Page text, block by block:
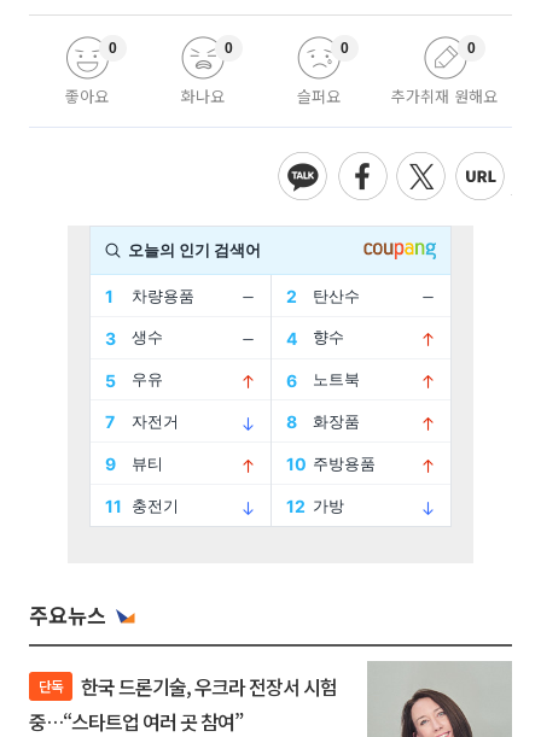
좋아요
0
화나요
0
슬퍼요
0
추가취재 원해요
0
주요뉴스
단독
중…“스타트업 여러 곳 참여”